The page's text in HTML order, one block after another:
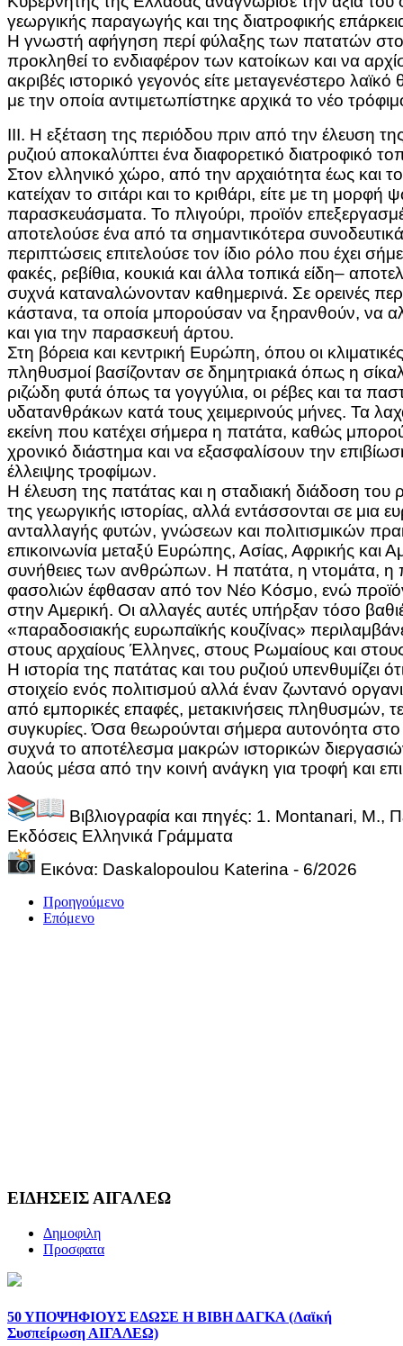
γεωργικής παραγωγής και της διατροφικής
Η γνωστή αφήγηση περί φύλαξης των πατατών στο
προκληθεί το ενδιαφέρον των κατοίκων και να
ακριβές ιστορικό γεγονός είτε μεταγενέστερο
με την οποία αντιμετωπίστηκε αρχικά το νέο
ΙΙΙ. Η εξέταση της περιόδου πριν από την έλευση
ρυζιού αποκαλύπτει ένα διαφορετικό διατροφικό
Στον ελληνικό χώρο, από την αρχαιότητα έως και
κατείχαν το σιτάρι και το κριθάρι, είτε με τη
παρασκευάσματα. Το πλιγούρι, προϊόν
αποτελούσε ένα από τα σημαντικότερα
περιπτώσεις επιτελούσε τον ίδιο ρόλο που έχει
φακές, ρεβίθια, κουκιά και άλλα τοπικά είδη–
συχνά καταναλώνονταν καθημερινά. Σε ορεινές
κάστανα, τα οποία μπορούσαν να ξηρανθούν, να
και για την παρασκευή άρτου.
Στη βόρεια και κεντρική Ευρώπη, όπου οι
πληθυσμοί βασίζονταν σε δημητριακά όπως η
ριζώδη φυτά όπως τα γογγύλια, οι ρέβες και τα
υδατανθράκων κατά τους χειμερινούς μήνες. Τα
εκείνη που κατέχει σήμερα η πατάτα, καθώς
χρονικό διάστημα και να εξασφαλίσουν την
έλλειψης τροφίμων.
Η έλευση της πατάτας και η σταδιακή διάδοση του
της γεωργικής ιστορίας, αλλά εντάσσονται σε μια
ανταλλαγής φυτών, γνώσεων και πολιτισμικών
επικοινωνία μεταξύ Ευρώπης, Ασίας, Αφρικής και
συνήθειες των ανθρώπων. Η πατάτα, η ντομάτα, η
φασολιών έφθασαν από τον Νέο Κόσμο, ενώ
στην Αμερική. Οι αλλαγές αυτές υπήρξαν τόσο
«παραδοσιακής ευρωπαϊκής κουζίνας»
στους αρχαίους Έλληνες, στους Ρωμαίους και
Η ιστορία της πατάτας και του ρυζιού υπενθυμίζει
στοιχείο ενός πολιτισμού αλλά έναν ζωντανό
από εμπορικές επαφές, μετακινήσεις πληθυσμών,
συγκυρίες. Όσα θεωρούνται σήμερα αυτονόητα στο
συχνά το αποτέλεσμα μακρών ιστορικών
λαούς μέσα από την κοινή ανάγκη για τροφή και
Βιβλιογραφία και πηγές: 1. Montanari, M.,
Εκδόσεις Ελληνικά Γράμματα
Εικόνα: Daskalopoulou Katerina - 6/2026
Προηγούμενο
Επόμενο
ΕΙΔΗΣΕΙΣ ΑΙΓΑΛΕΩ
Δημοφιλη
Προσφατα
50 ΥΠΟΨΗΦΙΟΥΣ ΕΔΩΣΕ Η ΒΙΒΗ ΔΑΓΚΑ (Λαϊκή
Συσπείρωση ΑΙΓΑΛΕΩ)